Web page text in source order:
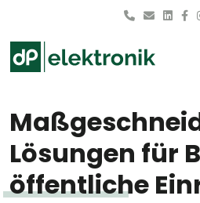
Lösungen für
öffentliche